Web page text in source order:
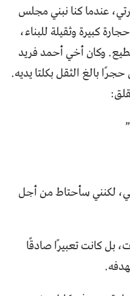
عندما كنا نبني مجلس
كبيرة وثقيلة للبناء،
وكان أخي أحمد فريد
بالغ الثقل بكلتا يديه.
لكنني سأحتاط من أجل
بل كانت تعبيرًا صادقًا